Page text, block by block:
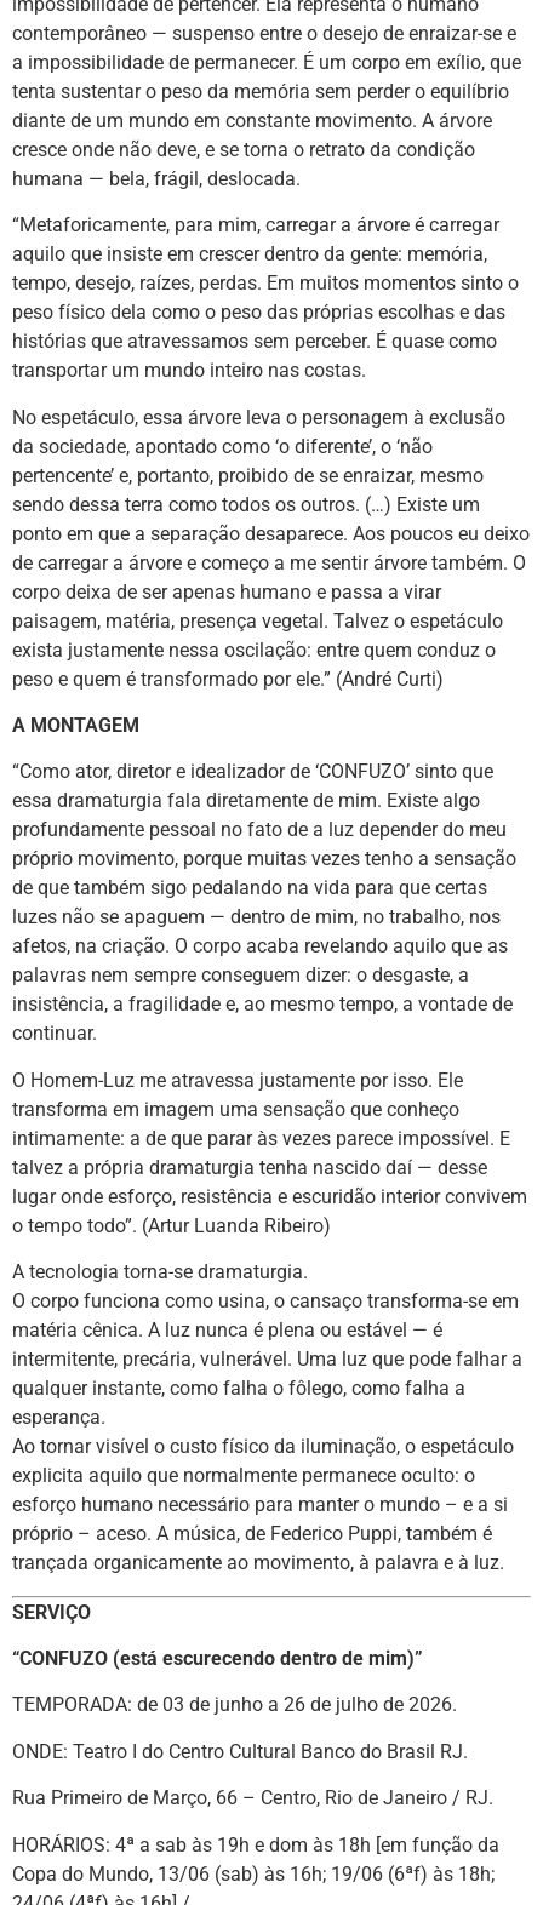
contemporâneo — suspenso entre o desejo de enraizar-se e
a impossibilidade de permanecer. É um corpo em exílio, que
tenta sustentar o peso da memória sem perder o equilíbrio
diante de um mundo em constante movimento. A árvore
cresce onde não deve, e se torna o retrato da condição
humana — bela, frágil, deslocada.
“Metaforicamente, para mim, carregar a árvore é carregar
aquilo que insiste em crescer dentro da gente: memória,
tempo, desejo, raízes, perdas. Em muitos momentos sinto o
peso físico dela como o peso das próprias escolhas e das
histórias que atravessamos sem perceber. É quase como
transportar um mundo inteiro nas costas.
No espetáculo, essa árvore leva o personagem à exclusão
da sociedade, apontado como ‘o diferente’, o ‘não
pertencente’ e, portanto, proibido de se enraizar, mesmo
sendo dessa terra como todos os outros. (…) Existe um
ponto em que a separação desaparece. Aos poucos eu deixo
de carregar a árvore e começo a me sentir árvore também. O
corpo deixa de ser apenas humano e passa a virar
paisagem, matéria, presença vegetal. Talvez o espetáculo
exista justamente nessa oscilação: entre quem conduz o
peso e quem é transformado por ele.” (André Curti)
A MONTAGEM
“Como ator, diretor e idealizador de ‘CONFUZO’ sinto que
essa dramaturgia fala diretamente de mim. Existe algo
profundamente pessoal no fato de a luz depender do meu
próprio movimento, porque muitas vezes tenho a sensação
de que também sigo pedalando na vida para que certas
luzes não se apaguem — dentro de mim, no trabalho, nos
afetos, na criação. O corpo acaba revelando aquilo que as
palavras nem sempre conseguem dizer: o desgaste, a
insistência, a fragilidade e, ao mesmo tempo, a vontade de
continuar.
O Homem-Luz me atravessa justamente por isso. Ele
transforma em imagem uma sensação que conheço
intimamente: a de que parar às vezes parece impossível. E
talvez a própria dramaturgia tenha nascido daí — desse
lugar onde esforço, resistência e escuridão interior convivem
o tempo todo”. (Artur Luanda Ribeiro)
A tecnologia torna-se dramaturgia.
O corpo funciona como usina, o cansaço transforma-se em
matéria cênica. A luz nunca é plena ou estável — é
intermitente, precária, vulnerável. Uma luz que pode falhar a
qualquer instante, como falha o fôlego, como falha a
esperança.
Ao tornar visível o custo físico da iluminação, o espetáculo
explicita aquilo que normalmente permanece oculto: o
esforço humano necessário para manter o mundo – e a si
próprio – aceso. A música, de Federico Puppi, também é
trançada organicamente ao movimento, à palavra e à luz.
SERVIÇO
“CONFUZO (está escurecendo dentro de mim)”
TEMPORADA: de 03 de junho a 26 de julho de 2026.
ONDE: Teatro I do Centro Cultural Banco do Brasil RJ.
Rua Primeiro de Março, 66 – Centro, Rio de Janeiro / RJ.
HORÁRIOS: 4ª a sab às 19h e dom às 18h [em função da
Copa do Mundo, 13/06 (sab) às 16h; 19/06 (6ªf) às 18h;